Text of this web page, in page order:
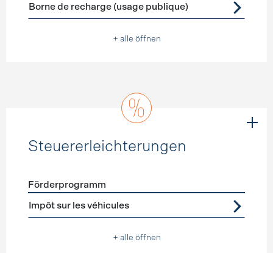
Borne de recharge (usage publique)
+ alle öffnen
Steuererleichterungen
Förderprogramme Steuererleichterungen
Förderprogramm
Impôt sur les véhicules
+ alle öffnen